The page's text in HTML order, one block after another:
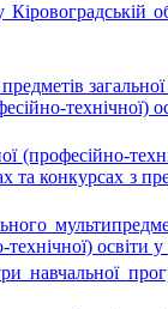
загальної
технічної)
(професійно-
конкурсах з
освіти
навчальної